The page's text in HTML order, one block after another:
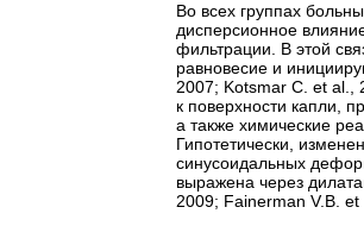
Во всех группах
дисперсионное
фильтрации. В этой
равновесие и
2007; Kotsmar C. et al.,
к поверхности капли,
а также химические
Гипотетически,
синусоидальных
выражена через
2009; Fainerman V.B.